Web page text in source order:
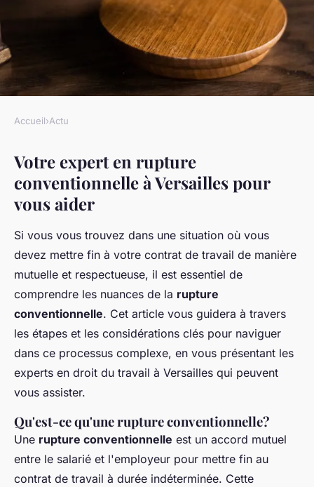
Votre expert en rupture
conventionnelle à versailles
pour vous aider
Ilyan•10 janvier 2025•6 min de lecture
Accueil›Actu
Votre expert en rupture
conventionnelle à Versailles pour
vous aider
Si vous vous trouvez dans une situation où vous
devez mettre fin à votre contrat de travail de manière
mutuelle et respectueuse, il est essentiel de
comprendre les nuances de la rupture
conventionnelle. Cet article vous guidera à travers
les étapes et les considérations clés pour naviguer
dans ce processus complexe, en vous présentant les
experts en droit du travail à Versailles qui peuvent
vous assister.
Qu'est-ce qu'une rupture conventionnelle?
Une rupture conventionnelle est un accord mutuel
entre le salarié et l'employeur pour mettre fin au
contrat de travail à durée indéterminée. Cette